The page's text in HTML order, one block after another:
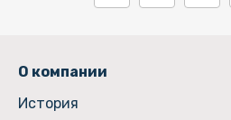
О компании
История